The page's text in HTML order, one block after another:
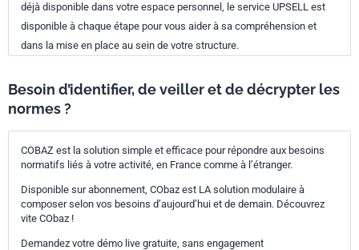
déjà disponible dans votre espace personnel, le service UPSELL est
disponible à chaque étape pour vous aider à sa compréhension et
dans la mise en place au sein de votre structure.
Besoin d’identifier, de veiller et de décrypter les
normes ?
COBAZ est la solution simple et efficace pour répondre aux besoins
normatifs liés à votre activité, en France comme à l’étranger.
Disponible sur abonnement, CObaz est LA solution modulaire à
composer selon vos besoins d’aujourd’hui et de demain. Découvrez
vite CObaz !
Demandez votre démo live gratuite, sans engagement